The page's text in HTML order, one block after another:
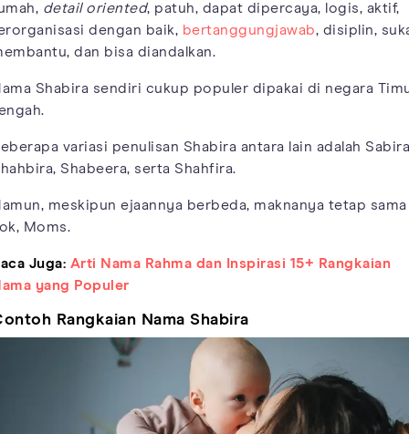
detail oriented, patuh, dapat dipercaya, logis, aktif,
dengan baik, bertanggungjawab, disiplin,
dan bisa diandalkan.
Shabira sendiri cukup populer dipakai di negara
variasi penulisan Shabira antara lain adalah
Shabeera, serta Shahfira.
meskipun ejaannya berbeda, maknanya tetap sama
Moms.
Juga: Arti Nama Rahma dan Inspirasi 15+ Rangkaian
yang Populer
Rangkaian Nama Shabira